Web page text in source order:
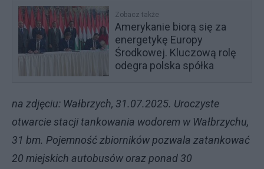
Zobacz także
Amerykanie biorą się za
energetykę Europy
Środkowej. Kluczową rolę
odegra polska spółka
na zdjęciu: Wałbrzych, 31.07.2025. Uroczyste
otwarcie stacji tankowania wodorem w Wałbrzychu,
31 bm. Pojemność zbiorników pozwala zatankować
20 miejskich autobusów oraz ponad 30